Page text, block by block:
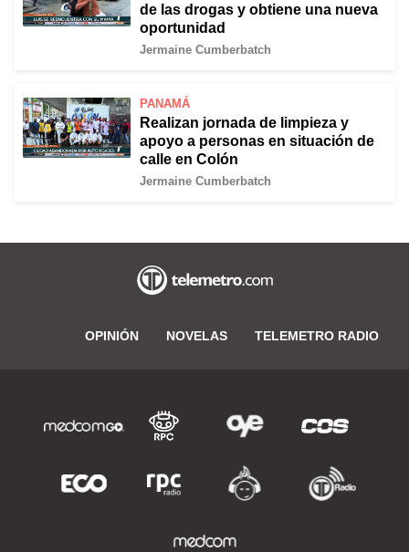
de las drogas y obtiene una nueva
oportunidad
Jermaine Cumberbatch
PANAMÁ
Realizan jornada de limpieza y
apoyo a personas en situación de
calle en Colón
Jermaine Cumberbatch
OPINIÓN NOVELAS TELEMETRO RADIO